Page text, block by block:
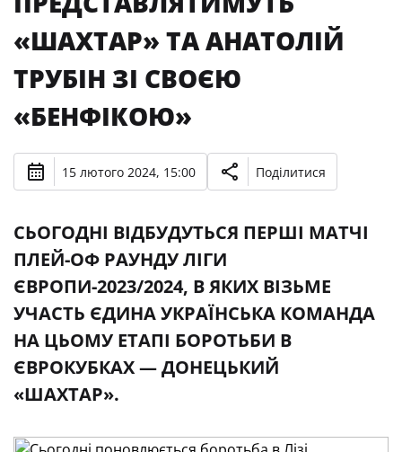
«ШАХТАР» ТА АНАТОЛІЙ
ТРУБІН ЗІ СВОЄЮ
«БЕНФІКОЮ»
15 лютого 2024, 15:00 Поділитися
СЬОГОДНІ ВІДБУДУТЬСЯ ПЕРШІ МАТЧІ
ПЛЕЙ-ОФ РАУНДУ ЛІГИ
ЄВРОПИ-2023/2024, В ЯКИХ ВІЗЬМЕ
УЧАСТЬ ЄДИНА УКРАЇНСЬКА КОМАНДА
НА ЦЬОМУ ЕТАПІ БОРОТЬБИ В
ЄВРОКУБКАХ — ДОНЕЦЬКИЙ
«ШАХТАР».